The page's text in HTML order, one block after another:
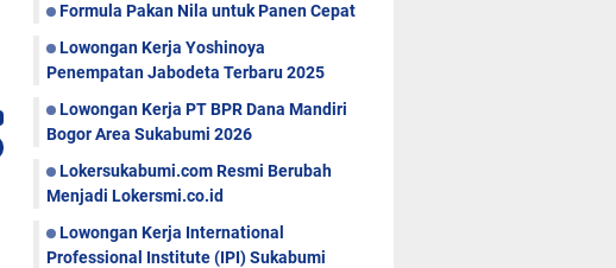
Formula Pakan Nila untuk Panen Cepat
Lowongan Kerja Yoshinoya
Penempatan Jabodeta Terbaru 2025
Lowongan Kerja PT BPR Dana Mandiri
Bogor Area Sukabumi 2026
Lokersukabumi.com Resmi Berubah
Menjadi Lokersmi.co.id
Lowongan Kerja International
Professional Institute (IPI) Sukabumi